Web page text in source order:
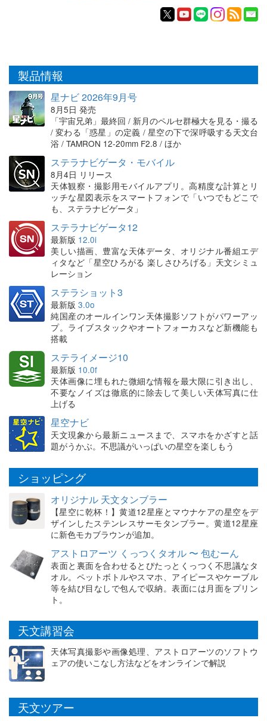
製品情報
星ナビ 2026年9月号
8月5日 発売
「宇宙兄弟」最終回 / 新月のペルセ群極大を見る・撮る
/ 変わる「惑星」の定義 / 星空の下で深呼吸する天文台
浴 / TAMRON 12-20mm F2.8 / ほか
ステラナビゲータ・モバイル
8月4日 リリース
天体観察・撮影用モバイルアプリ。高精度な計算とリ
ッチな星図表示をスマートフォンで「いつでもどこで
も、ステラナビゲータ」
ステラナビゲータ12
最新版 12.0i
美しい描画、豊富な天体データ、オリジナル番組エデ
ィタなど「星空ひろがる 楽しさひろげる」天文シミュ
レーション
ステラショット3
最新版 3.0o
純国産のオールインワン天体撮影ソフトがパワーアッ
プ。ライブスタックやオートフォーカスなど新機能も
搭載
ステライメージ10
最新版 10.0f
天体画像に埋もれた微細な情報を最大限に引き出し、
不要なノイズは徹底的に除去して美しい天体写真に仕
上げる
星空ナビ
天文現象から最新ニュースまで、スマホをかざすと話
題がうかぶ。不思議がいっぱいの星空を楽しもう
ショッピング
オリジナル 天文タンブラー
【星空に乾杯！】黄道12星座とマウナケアの星空をデ
ザインしたステンレスサーモタンブラー。黄道12星座
に新色モカブラウンが追加。
アストロアーツ くっつくタオル 〜 包むーん
表面と裏面を合わせるとぴたっとくっつく不思議なタ
オル。ペットボトルやスマホ、アイピースやケーブル
等を結び目なしで包んで収納。表面には月面をプリン
ト。
天文講習会
天体写真撮影や画像処理、アストロアーツのソフトウ
ェアの使いこなし方法などをオンラインで解説
天文ツアー